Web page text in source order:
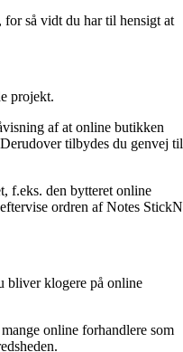
så vidt du har til hensigt at
projekt.
af at online butikken
tilbydes du genvej til
f.eks. den bytteret online
ordren af Notes StickN
bliver klogere på online
online forhandlere som